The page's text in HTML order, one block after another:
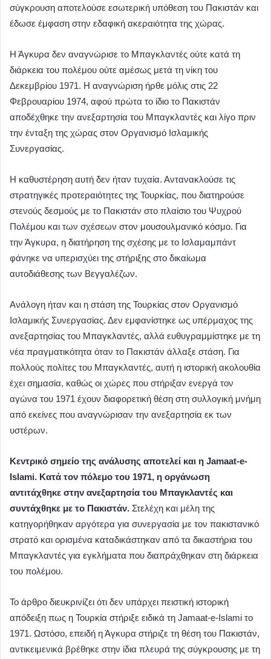
σύγκρουση αποτελούσε εσωτερική υπόθεση του Πακιστάν και
έδωσε έμφαση στην εδαφική ακεραιότητα της χώρας.
Η Άγκυρα δεν αναγνώρισε το Μπαγκλαντές ούτε κατά τη
διάρκεια του πολέμου ούτε αμέσως μετά τη νίκη του
Δεκεμβρίου 1971. Η αναγνώριση ήρθε μόλις στις 22
Φεβρουαρίου 1974, αφού πρώτα το ίδιο το Πακιστάν
αποδέχθηκε την ανεξαρτησία του Μπαγκλαντές και λίγο πριν
την ένταξη της χώρας στον Οργανισμό Ισλαμικής
Συνεργασίας.
Η καθυστέρηση αυτή δεν ήταν τυχαία. Αντανακλούσε τις
στρατηγικές προτεραιότητες της Τουρκίας, που διατηρούσε
στενούς δεσμούς με το Πακιστάν στο πλαίσιο του Ψυχρού
Πολέμου και των σχέσεων στον μουσουλμανικό κόσμο. Για
την Άγκυρα, η διατήρηση της σχέσης με το Ισλαμαμπάντ
φάνηκε να υπερισχύει της στήριξης στο δικαίωμα
αυτοδιάθεσης των Βεγγαλέζων.
Ανάλογη ήταν και η στάση της Τουρκίας στον Οργανισμό
Ισλαμικής Συνεργασίας. Δεν εμφανίστηκε ως υπέρμαχος της
ανεξαρτησίας του Μπαγκλαντές, αλλά ευθυγραμμίστηκε με τη
νέα πραγματικότητα όταν το Πακιστάν άλλαξε στάση. Για
πολλούς πολίτες του Μπαγκλαντές, αυτή η ιστορική ακολουθία
έχει σημασία, καθώς οι χώρες που στήριξαν ενεργά τον
αγώνα του 1971 έχουν διαφορετική θέση στη συλλογική μνήμη
από εκείνες που αναγνώρισαν την ανεξαρτησία εκ των
υστέρων.
Κεντρικό σημείο της ανάλυσης αποτελεί και η Jamaat-e-
Islami. Κατά τον πόλεμο του 1971, η οργάνωση
αντιτάχθηκε στην ανεξαρτησία του Μπαγκλαντές και
συντάχθηκε με το Πακιστάν. Στελέχη και μέλη της
κατηγορήθηκαν αργότερα για συνεργασία με τον πακιστανικό
στρατό και ορισμένα καταδικάστηκαν από τα δικαστήρια του
Μπαγκλαντές για εγκλήματα που διαπράχθηκαν στη διάρκεια
του πολέμου.
Το άρθρο διευκρινίζει ότι δεν υπάρχει πειστική ιστορική
απόδειξη πως η Τουρκία στήριξε ειδικά τη Jamaat-e-Islami το
1971. Ωστόσο, επειδή η Άγκυρα στήριζε τη θέση του Πακιστάν,
αντικειμενικά βρέθηκε στην ίδια πλευρά της σύγκρουσης με τη